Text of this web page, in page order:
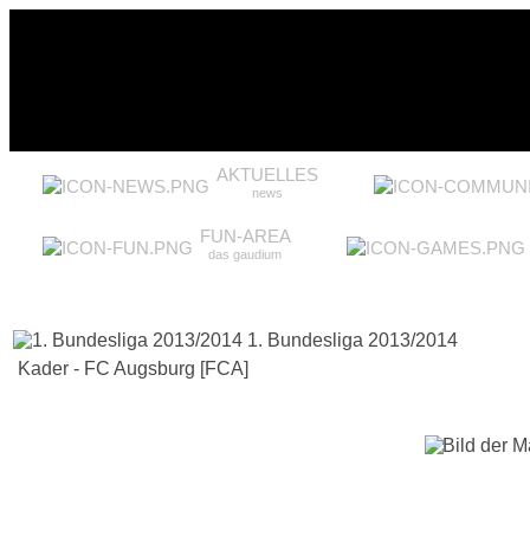
AKTUELLES
news
FUN-AREA
das gaudium
1. Bundesliga 2013/2014
Kader - FC Augsburg [FCA]